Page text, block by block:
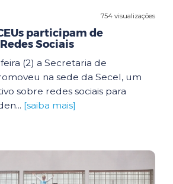
754 visualizações
participam de
Sociais
(2) a Secretaria de
na sede da Secel, um
sobre redes sociais para
[saiba mais]